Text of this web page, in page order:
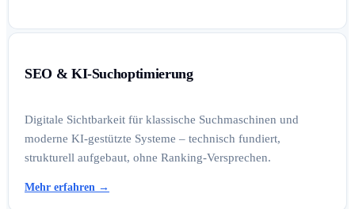
SEO & KI-Suchoptimierung
Digitale Sichtbarkeit für klassische Suchmaschinen und
moderne KI-gestützte Systeme – technisch fundiert,
strukturell aufgebaut, ohne Ranking-Versprechen.
Mehr erfahren →